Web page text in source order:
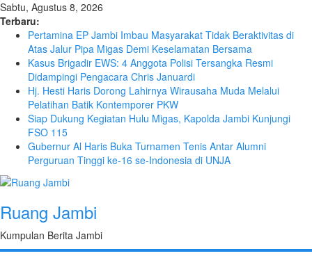
Sabtu, Agustus 8, 2026
Terbaru:
Pertamina EP Jambi Imbau Masyarakat Tidak Beraktivitas di
Atas Jalur Pipa Migas Demi Keselamatan Bersama
Kasus Brigadir EWS: 4 Anggota Polisi Tersangka Resmi
Didampingi Pengacara Chris Januardi
Hj. Hesti Haris Dorong Lahirnya Wirausaha Muda Melalui
Pelatihan Batik Kontemporer PKW
Siap Dukung Kegiatan Hulu Migas, Kapolda Jambi Kunjungi
FSO 115
Gubernur Al Haris Buka Turnamen Tenis Antar Alumni
Perguruan Tinggi ke-16 se-Indonesia di UNJA
Ruang Jambi
Kumpulan Berita Jambi